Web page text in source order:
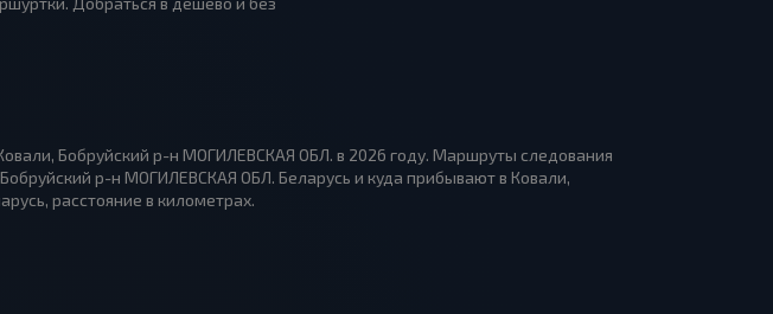
Бобруйский р-н МОГИЛЕВСКАЯ ОБЛ. в 2026 году. Маршруты следования
р-н МОГИЛЕВСКАЯ ОБЛ. Беларусь и куда прибывают в Ковали,
расстояние в километрах.